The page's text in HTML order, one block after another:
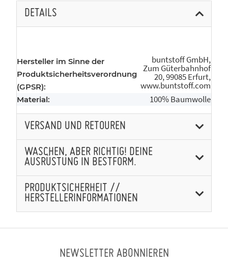
DETAILS
Hersteller im Sinne der
Produktsicherheitsverordnung
(GPSR):
buntstoff GmbH,
Zum Güterbahnhof
20, 99085 Erfurt,
www.buntstoff.com
Material: 100% Baumwolle
VERSAND UND RETOUREN
WASCHEN, ABER RICHTIG! DEINE
AUSRÜSTUNG IN BESTFORM.
PRODUKTSICHERHEIT //
HERSTELLERINFORMATIONEN
NEWSLETTER ABONNIEREN